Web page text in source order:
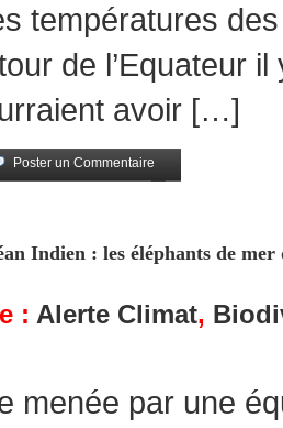
températures
de l’Equateur
avoir […]
Poster un Commentaire
Indien : les éléphants de
: Alerte Climat,
par une